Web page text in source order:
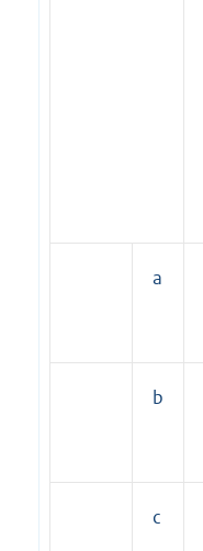
a
b
c